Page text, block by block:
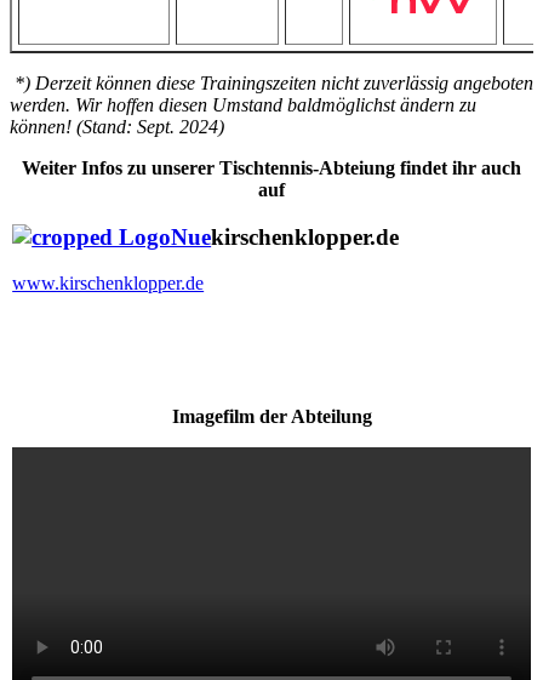
*) Derzeit können diese Trainingszeiten nicht zuverlässig angeboten
werden. Wir hoffen diesen Umstand baldmöglichst ändern zu
können! (Stand: Sept. 2024)
Weiter Infos zu unserer Tischtennis-Abteiung findet ihr auch
auf
kirschenklopper.de
www.kirschenklopper.de
Imagefilm der Abteilung